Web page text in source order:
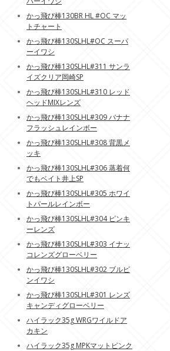
かっ飛び棒130BR HL #OC マッ
トチャート
かっ飛び棒130SLHL#OC スーパ
ーイワシ
かっ飛び棒130SLHL#311 サンラ
イズクリア岡崎SP
かっ飛び棒130SLHL#310 レッド
ヘッドMIXレンズ
かっ飛び棒130SLHL#309 バナナ
フラッシュレインボー
かっ飛び棒130SLHL#308 背黒メ
ッキ
かっ飛び棒130SLHL#306 蒸着何
でもベイト井上SP
かっ飛び棒130SLHL#305 ホワイ
トパールレインボー
かっ飛び棒130SLHL#304 ピンキ
ーレンズ
かっ飛び棒130SLHL#303 イナッ
コレンズグローベリー
かっ飛び棒130SLHL#302 ブルピ
ンイワシ
かっ飛び棒130SLHL#301 レンズ
キャンディグローベリー
ハイラック35g WRGワイルドア
カキン
ハイラック35g MPKマットピンク